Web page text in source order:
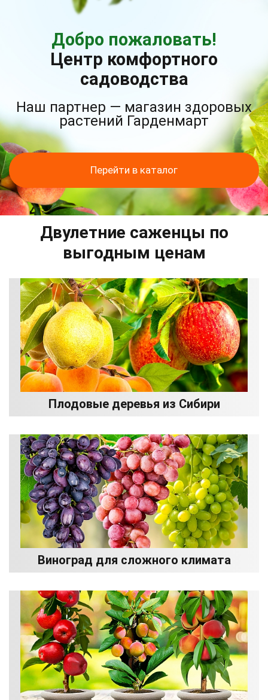
Добро пожаловать!
Центр комфортного
садоводства
Наш партнер — магазин здоровых
растений Гарденмарт
Перейти в каталог
Двулетние саженцы по
выгодным ценам
Плодовые деревья из Сибири
Виноград для сложного климата